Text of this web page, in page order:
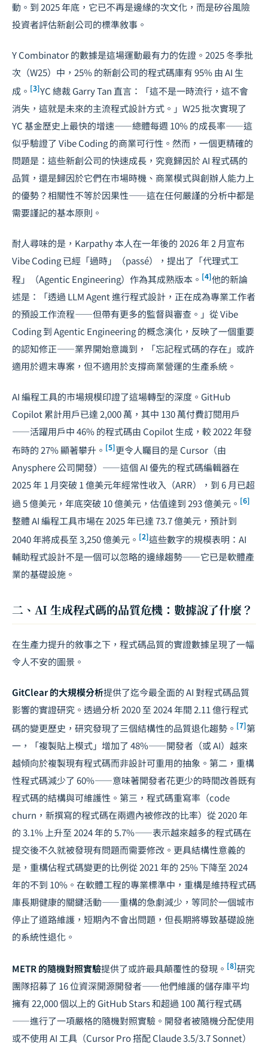
動。到 2025 年底，它已不再是邊緣的次文化，而是矽谷風險
投資者評估新創公司的標準敘事。
Y Combinator 的數據是這場運動最有力的佐證。2025 冬季批
次（W25）中，25% 的新創公司的程式碼庫有 95% 由 AI 生
成。 [3]YC 總裁 Garry Tan 直言：「這不是一時流行，這不會
消失，這就是未來的主流程式設計方式。」W25 批次實現了
YC 基金歷史上最快的增速——總體每週 10% 的成長率——這
似乎驗證了 Vibe Coding 的商業可行性。然而，一個更精確的
問題是：這些新創公司的快速成長，究竟歸因於 AI 程式碼的
品質，還是歸因於它們在市場時機、商業模式與創辦人能力上
的優勢？相關性不等於因果性——這在任何嚴謹的分析中都是
需要謹記的基本原則。
耐人尋味的是，Karpathy 本人在一年後的 2026 年 2 月宣布
Vibe Coding 已經「過時」（passé），提出了「代理式工
程 」（Agentic Engineering）作為其成熟版本。 [4]他的新論
述是：「透過 LLM Agent 進行程式設計，正在成為專業工作者
的預設工作流程——但帶有更多的監督與審查。」從 Vibe
Coding 到 Agentic Engineering 的概念演化，反映了一個重要
的認知修正——業界開始意識到，「忘記程式碼的存在」或許
適用於週末專案，但不適用於支撐商業營運的生產系統。
AI 編程工具的市場規模印證了這場轉型的深度。GitHub
Copilot 累計用戶已達 2,000 萬，其中 130 萬付費訂閱用戶
——活躍用戶中 46% 的程式碼由 Copilot 生成，較 2022 年發
布時的 27% 顯著攀升。 [5]更令人矚目的是 Cursor（由
Anysphere 公司開發）——這個 AI 優先的程式碼編輯器在
2025 年 1 月突破 1 億美元年經常性收入（ARR），到 6 月已超
過 5 億美元，年底突破 10 億美元，估值達到 293 億美元。 [6]
整體 AI 編程工具市場在 2025 年已達 73.7 億美元，預計到
2040 年將成長至 3,250 億美元。 [2]這些數字的規模表明：AI
輔助程式設計不是一個可以忽略的邊緣趨勢——它已是軟體產
業的基礎設施。
二、AI 生成程式碼的品質危機：數據說了什麼？
在生產力提升的敘事之下，程式碼品質的實證數據呈現了一幅
令人不安的圖景。
GitClear 的大規模分析提供了迄今最全面的 AI 對程式碼品質
影響的實證研究。透過分析 2020 至 2024 年間 2.11 億行程式
碼的變更歷史，研究發現了三個結構性的品質退化趨勢。 [7]第
一，「複製貼上模式」增加了 48%——開發者（或 AI）越來
越傾向於複製現有程式碼而非設計可重用的抽象。第二，重構
性程式碼減少了 60%——意味著開發者花更少的時間改善既有
程式碼的結構與可維護性。第三，程式碼重寫率（code
churn，新撰寫的程式碼在兩週內被修改的比率）從 2020 年
的 3.1% 上升至 2024 年的 5.7%——表示越來越多的程式碼在
提交後不久就被發現有問題而需要修改。更具結構性意義的
是，重構佔程式碼變更的比例從 2021 年的 25% 下降至 2024
年的不到 10%。在軟體工程的專業標準中，重構是維持程式碼
庫長期健康的關鍵活動——重構的急劇減少，等同於一個城市
停止了道路維護，短期內不會出問題，但長期將導致基礎設施
的系統性退化。
METR 的隨機對照實驗提供了或許最具顛覆性的發現。 [8]研究
團隊招募了 16 位資深開源開發者——他們維護的儲存庫平均
擁有 22,000 個以上的 GitHub Stars 和超過 100 萬行程式碼
——進行了一項嚴格的隨機對照實驗。開發者被隨機分配使用
或不使用 AI 工具（Cursor Pro 搭配 Claude 3.5/3.7 Sonnet）